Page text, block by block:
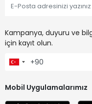
Kampanya, duyuru ve
için kayıt olun.
Mobil Uygulamalarımız